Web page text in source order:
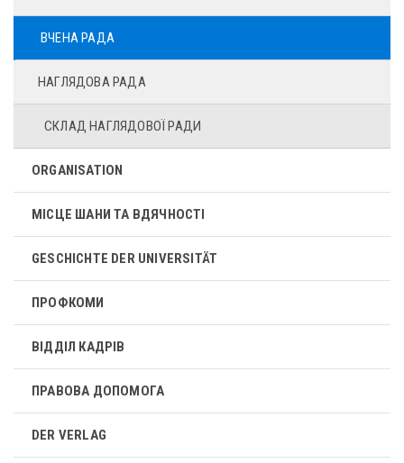
ВЧЕНА РАДА
НАГЛЯДОВА РАДА
СКЛАД НАГЛЯДОВОЇ РАДИ
ORGANISATION
МІСЦЕ ШАНИ ТА ВДЯЧНОСТІ
GESCHICHTE DER UNIVERSITÄT
ПРОФКОМИ
ВІДДІЛ КАДРІВ
ПРАВОВА ДОПОМОГА
DER VERLAG